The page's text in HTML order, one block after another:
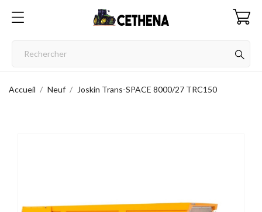
Accueil Neuf Joskin Trans-SPACE 8000/27 TRC150